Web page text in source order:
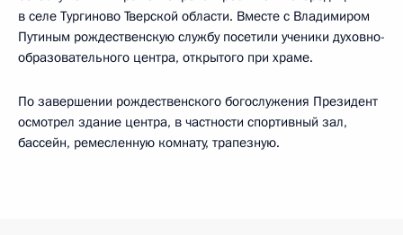
в селе Тургиново Тверской области. Вместе с Владимиром
Путиным рождественскую службу посетили ученики духовно-
образовательного центра, открытого при храме.
По завершении рождественского богослужения Президент
осмотрел здание центра, в частности спортивный зал,
бассейн, ремесленную комнату, трапезную.